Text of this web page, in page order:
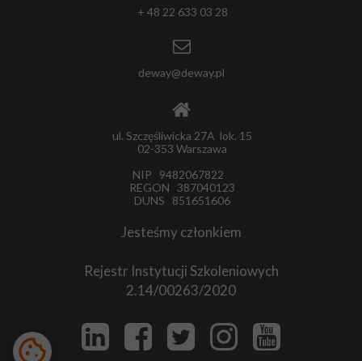
ul. Szczęśliwicka 27A lok. 15
02-353 Warszawa
NIP 9482067822
REGON 387040123
DUNS 851651606
+ 48 22 633 03 28
deway@deway.pl
Jesteśmy członkiem
Rejestr Instytucji Szkoleniowych
2.14/00263/2020